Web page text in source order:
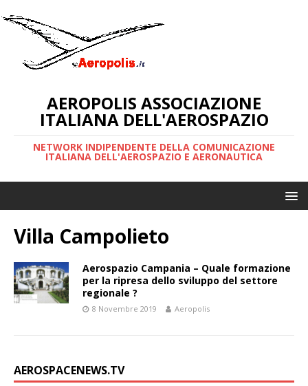
AEROPOLIS ASSOCIAZIONE
ITALIANA DELL'AEROSPAZIO
NETWORK INDIPENDENTE DELLA COMUNICAZIONE
ITALIANA DELL'AEROSPAZIO E AERONAUTICA
Villa Campolieto
Aerospazio Campania – Quale formazione
per la ripresa dello sviluppo del settore
regionale ?
8 Novembre 2019 Aeropolis
AEROSPACENEWS.TV